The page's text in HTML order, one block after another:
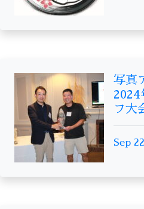
写真
2024
フ大
Sep